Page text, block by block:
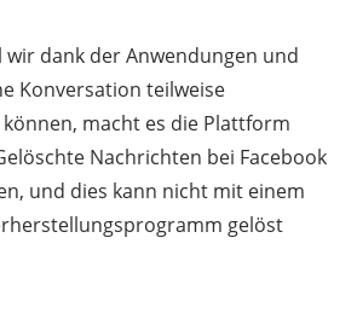
wir dank der Anwendungen und
Konversation teilweise
macht es die Plattform
Nachrichten bei Facebook
und dies kann nicht mit einem
gelöst